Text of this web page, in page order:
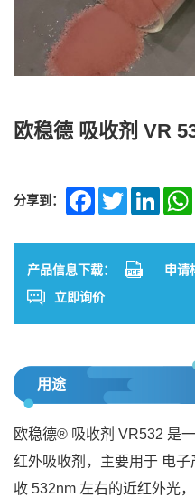
欧稳德 吸收剂 VR
分享到： Facebook
Twitter
产品信息下载：
申请
立即询价
用途
欧稳德® 吸收剂 VR532 是
红外吸收剂，主要用于 电
收 532nm 左右的近红外光